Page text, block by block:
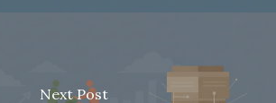
Next Post